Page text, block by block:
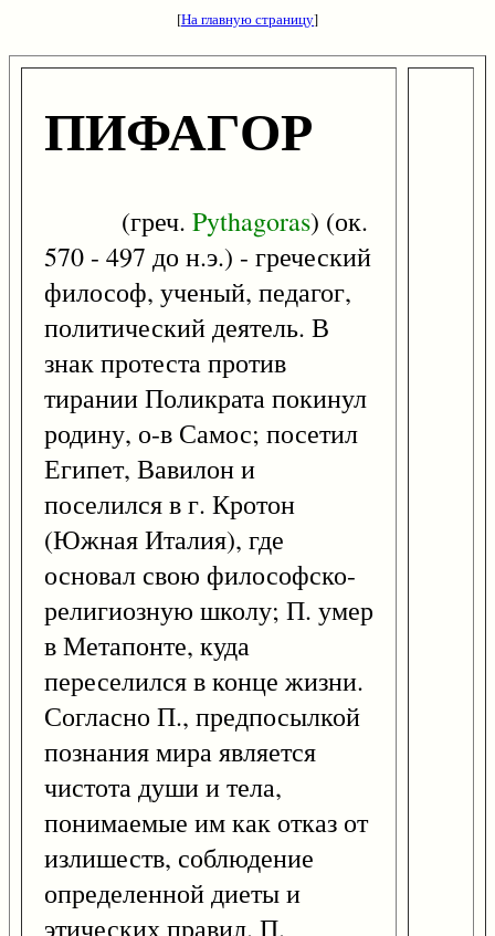
[На главную страницу]
ПИФАГОР
(греч. Pythagoras) (ок.
570 - 497 до н.э.) - греческий
философ, ученый, педагог,
политический деятель. В
знак протеста против
тирании Поликрата покинул
родину, о-в Самос; посетил
Египет, Вавилон и
поселился в г. Кротон
(Южная Италия), где
основал свою философско-
религиозную школу; П. умер
в Метапонте, куда
переселился в конце жизни.
Согласно П., предпосылкой
познания мира является
чистота души и тела,
понимаемые им как отказ от
излишеств, соблюдение
определенной диеты и
этических правил. П.